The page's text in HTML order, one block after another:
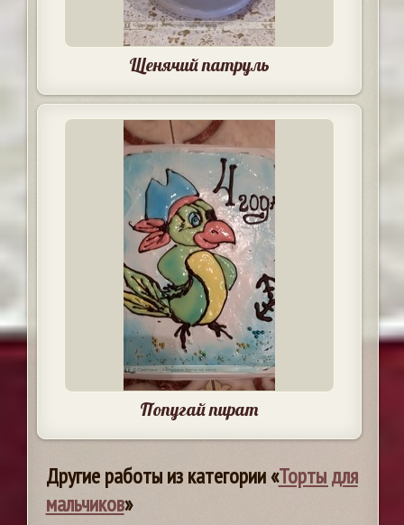
Щенячий патруль
Попугай пират
Другие работы из категории «Торты для
мальчиков»